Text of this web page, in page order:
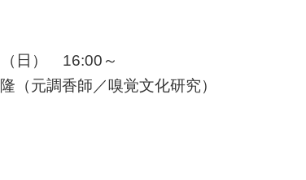
（日） 16:00～
（元調香師／嗅覚文化研究）